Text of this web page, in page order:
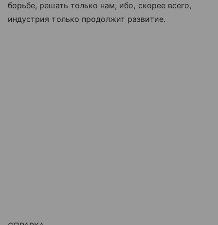
борьбе, решать только нам, ибо, скорее всего,
индустрия только продолжит развитие.